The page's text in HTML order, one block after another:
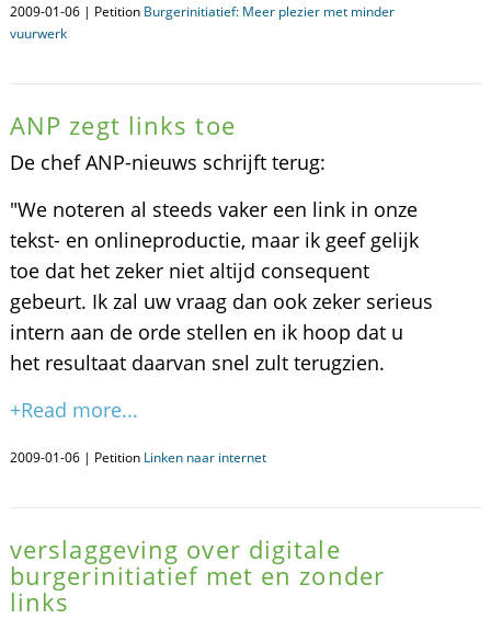
2009-01-06 | Petition Burgerinitiatief: Meer plezier met minder
vuurwerk
ANP zegt links toe
De chef ANP-nieuws schrijft terug:
"We noteren al steeds vaker een link in onze
tekst- en onlineproductie, maar ik geef gelijk
toe dat het zeker niet altijd consequent
gebeurt. Ik zal uw vraag dan ook zeker serieus
intern aan de orde stellen en ik hoop dat u
het resultaat daarvan snel zult terugzien.
+Read more...
2009-01-06 | Petition Linken naar internet
verslaggeving over digitale
burgerinitiatief met en zonder
links